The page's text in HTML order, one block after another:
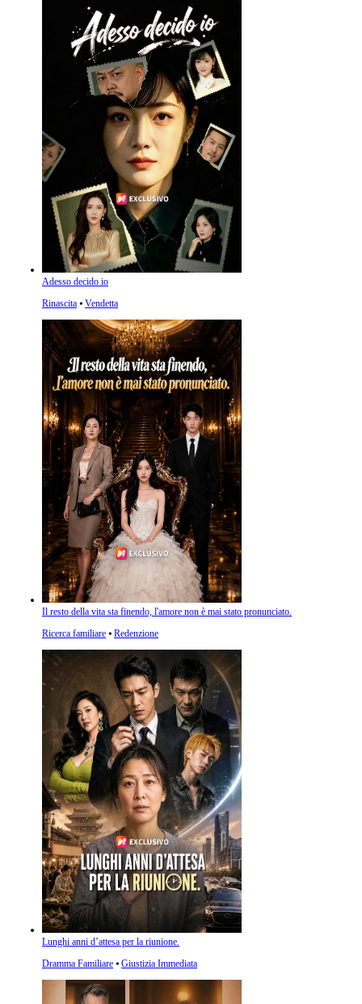
Adesso decido io
Rinascita ⦁ Vendetta
Il resto della vita sta finendo, l'amore non è mai stato pronunciato.
Ricerca familiare ⦁ Redenzione
Lunghi anni d’attesa per la riunione.
Dramma Familiare ⦁ Giustizia Immediata